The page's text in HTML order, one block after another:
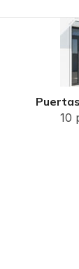
10